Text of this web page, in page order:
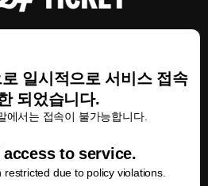
일시적으로 서비스 접속
되었습니다.
에서는 접속이 불가능합니다.
to service.
due to policy violations.